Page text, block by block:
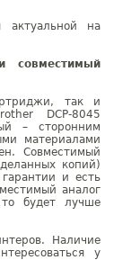
актуальной на
совместимый
так и
DCP-8045
– сторонним
материалами
Совместимый
копий)
и есть
аналог
будет лучше
Наличие
у